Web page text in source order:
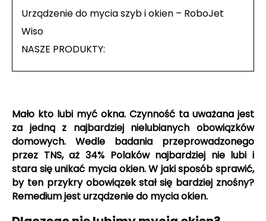
Urządzenie do mycia szyb i okien – RoboJet
Wiso
NASZE PRODUKTY:
Mało kto lubi myć okna. Czynność ta uważana jest
za jedną z najbardziej nielubianych obowiązków
domowych. Wedle badania przeprowadzonego
przez TNS, aż 34% Polaków najbardziej nie lubi i
stara się unikać mycia okien. W jaki sposób sprawić,
by ten przykry obowiązek stał się bardziej znośny?
Remedium jest urządzenie do mycia okien.